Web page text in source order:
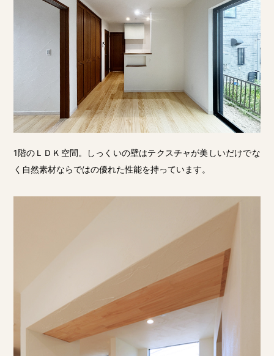
1階のＬＤＫ空間。しっくいの壁はテクスチャが美しいだけでな
く自然素材ならではの優れた性能を持っています。